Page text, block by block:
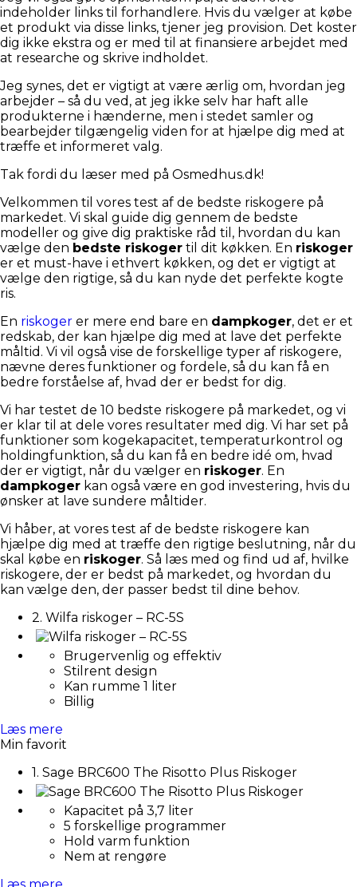
indeholder links til forhandlere. Hvis du vælger at købe
et produkt via disse links, tjener jeg provision. Det koster
dig ikke ekstra og er med til at finansiere arbejdet med
at researche og skrive indholdet.
Jeg synes, det er vigtigt at være ærlig om, hvordan jeg
arbejder – så du ved, at jeg ikke selv har haft alle
produkterne i hænderne, men i stedet samler og
bearbejder tilgængelig viden for at hjælpe dig med at
træffe et informeret valg.
Tak fordi du læser med på Osmedhus.dk!
Velkommen til vores test af de bedste riskogere på
markedet. Vi skal guide dig gennem de bedste
modeller og give dig praktiske råd til, hvordan du kan
vælge den bedste riskoger til dit køkken. En riskoger
er et must-have i ethvert køkken, og det er vigtigt at
vælge den rigtige, så du kan nyde det perfekte kogte
ris.
En riskoger er mere end bare en dampkoger, det er et
redskab, der kan hjælpe dig med at lave det perfekte
måltid. Vi vil også vise de forskellige typer af riskogere,
nævne deres funktioner og fordele, så du kan få en
bedre forståelse af, hvad der er bedst for dig.
Vi har testet de 10 bedste riskogere på markedet, og vi
er klar til at dele vores resultater med dig. Vi har set på
funktioner som kogekapacitet, temperaturkontrol og
holdingfunktion, så du kan få en bedre idé om, hvad
der er vigtigt, når du vælger en riskoger. En
dampkoger kan også være en god investering, hvis du
ønsker at lave sundere måltider.
Vi håber, at vores test af de bedste riskogere kan
hjælpe dig med at træffe den rigtige beslutning, når du
skal købe en riskoger. Så læs med og find ud af, hvilke
riskogere, der er bedst på markedet, og hvordan du
kan vælge den, der passer bedst til dine behov.
2. Wilfa riskoger – RC-5S
Brugervenlig og effektiv
Stilrent design
Kan rumme 1 liter
Billig
Læs mere
Min favorit
1. Sage BRC600 The Risotto Plus Riskoger
Kapacitet på 3,7 liter
5 forskellige programmer
Hold varm funktion
Nem at rengøre